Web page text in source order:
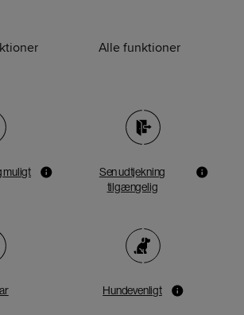
Alle funktioner
muligt
Sen udtjekning
tilgængelig
Hundevenligt